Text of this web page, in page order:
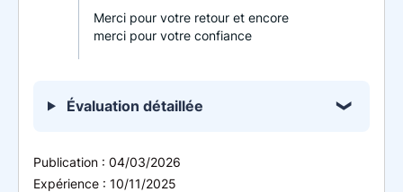
Merci pour votre retour et encore
merci pour votre confiance
Évaluation détaillée
Publication : 04/03/2026
Expérience : 10/11/2025